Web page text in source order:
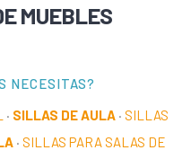
MUEBLES
NECESITAS?
· SILLAS DE AULA · SILLAS
· SILLAS PARA SALAS DE